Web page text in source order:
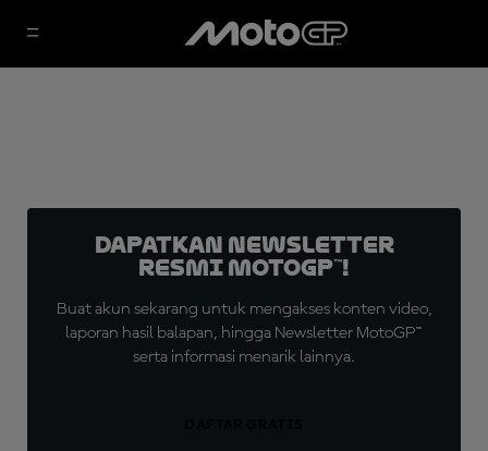
Dapatkan Newsletter
Resmi MotoGP™!
Buat akun sekarang untuk mengakses konten video,
laporan hasil balapan, hingga Newsletter MotoGP™
serta informasi menarik lainnya.